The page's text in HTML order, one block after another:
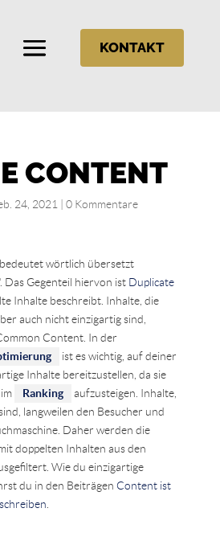
KONTAKT
CONTENT
24, 2021 0 Kommentare
bedeutet wörtlich übersetzt
Das Gegenteil hiervon ist Duplicate
Inhalte beschreibt. Inhalte, die
auch nicht einzigartig sind,
Content. In der
ist es wichtig, auf deiner
Inhalte bereitzustellen, da sie
Ranking
aufzusteigen. Inhalte,
langweilen den Besucher und
Daher werden die
doppelten Inhalten aus den
Wie du einzigartige
du in den Beiträgen Content ist